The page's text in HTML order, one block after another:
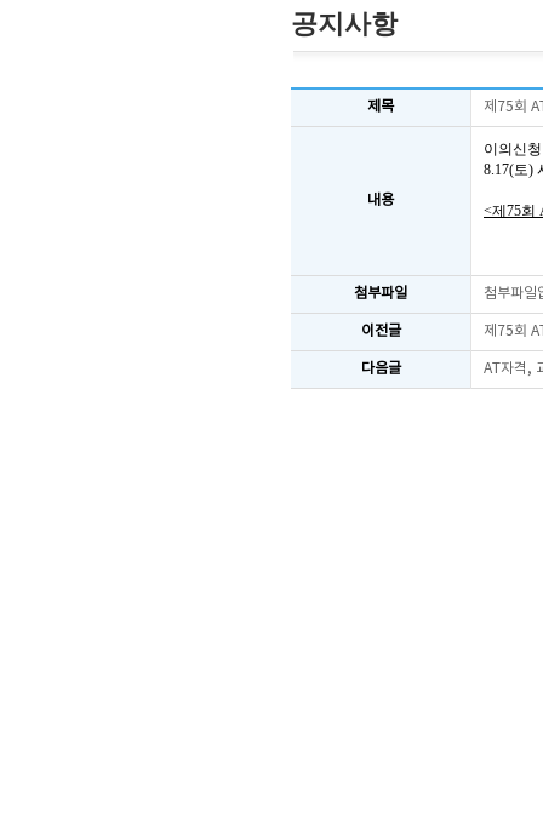
공지사항
제목 제75회
내용
이의신
8.17(토)
<제75회
첨부파일 첨부파일
이전글 제75회
다음글 AT자격,